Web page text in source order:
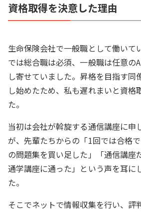
資格取得を決意した理由
生命保険会社で一般職として働いて
では総合職は必須、一般職は任意の
し寄せていました。昇格を目指す同
し始めたため、私も遅れまいと資格
た。
当初は会社が斡旋する通信講座に申
が、先輩たちからの「1回では合格
の問題集を買い足した」「通信講座
通学講座に通った」という声を耳に
た。
そこでネットで情報収集を行い、評